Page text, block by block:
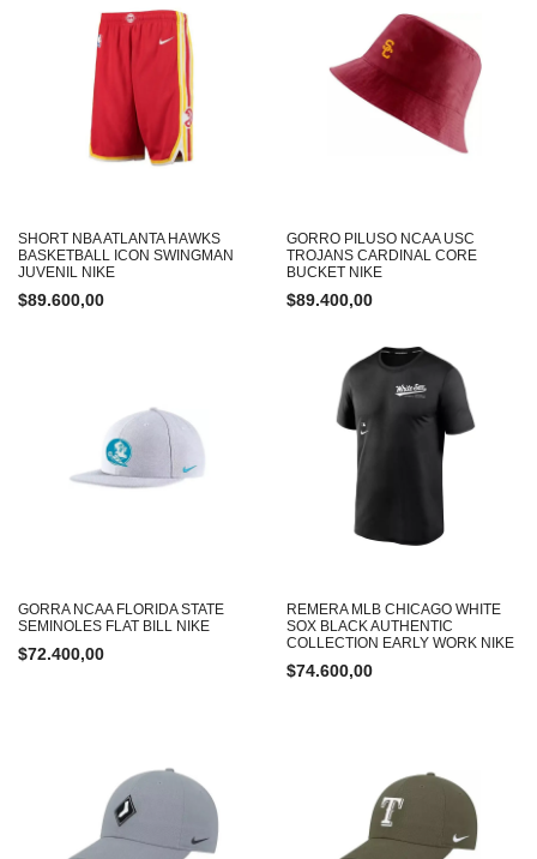
SHORT NBA ATLANTA HAWKS
BASKETBALL ICON SWINGMAN
JUVENIL NIKE
$89.600,00
GORRO PILUSO NCAA USC
TROJANS CARDINAL CORE
BUCKET NIKE
$89.400,00
GORRA NCAA FLORIDA STATE
SEMINOLES FLAT BILL NIKE
$72.400,00
REMERA MLB CHICAGO WHITE
SOX BLACK AUTHENTIC
COLLECTION EARLY WORK NIKE
$74.600,00